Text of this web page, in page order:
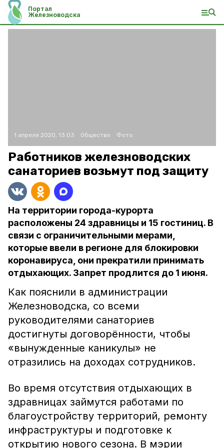
Портал
Железноводска
1 апреля 2020, 13:03 Общество Фото:
Работников железноводских
санаториев возьмут под защиту
На территории города-курорта
расположены 24 здравницы и 15 гостиниц. В
связи с ограничительными мерами,
которые ввели в регионе для блокировки
коронавируса, они прекратили принимать
отдыхающих. Запрет продлится до 1 июня.
Как пояснили в администрации
Железноводска, со всеми
руководителями санаториев
достигнуты договорённости, чтобы
«вынужденные каникулы» не
отразились на доходах сотрудников.
Во время отсутствия отдыхающих в
здравницах займутся работами по
благоустройству территорий, ремонту
инфраструктуры и подготовке к
открытию нового сезона. В мэрии